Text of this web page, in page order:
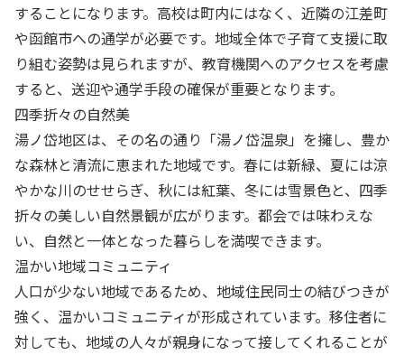
することになります。高校は町内にはなく、近隣の江差町
や函館市への通学が必要です。地域全体で子育て支援に取
り組む姿勢は見られますが、教育機関へのアクセスを考慮
すると、送迎や通学手段の確保が重要となります。
四季折々の自然美
湯ノ岱地区は、その名の通り「湯ノ岱温泉」を擁し、豊か
な森林と清流に恵まれた地域です。春には新緑、夏には涼
やかな川のせせらぎ、秋には紅葉、冬には雪景色と、四季
折々の美しい自然景観が広がります。都会では味わえな
い、自然と一体となった暮らしを満喫できます。
温かい地域コミュニティ
人口が少ない地域であるため、地域住民同士の結びつきが
強く、温かいコミュニティが形成されています。移住者に
対しても、地域の人々が親身になって接してくれることが